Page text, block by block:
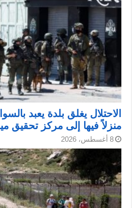
الاحتلال يغلق بلدة يعبد
منزلاً فيها إلى مركز تحقيق
8 أغسطس، 2026